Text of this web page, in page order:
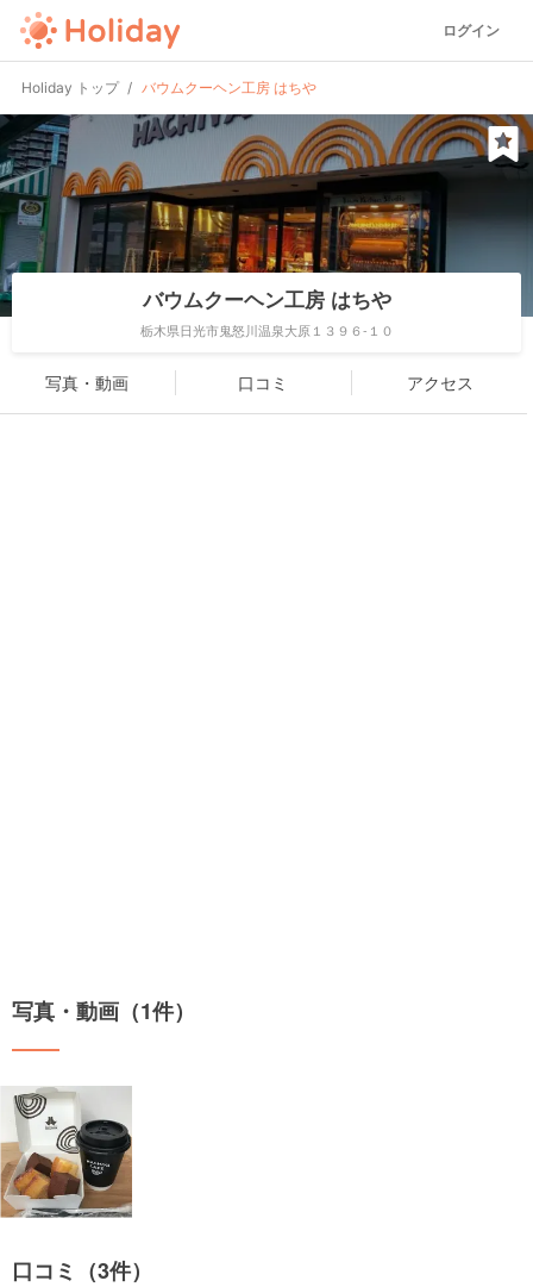
ログイン
Holiday トップ バウムクーヘン工房 はちや
バウムクーヘン工房 はちや
栃木県日光市鬼怒川温泉大原１３９６-１０
写真・動画 口コミ アクセス
写真・動画（1件）
口コミ（3件）